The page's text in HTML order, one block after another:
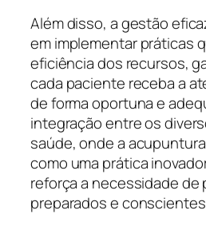
Além disso, a gestão
em implementar práticas
eficiência dos recursos,
cada paciente receba a
de forma oportuna e
integração entre os
saúde, onde a
como uma prática
reforça a necessidade de
preparados e